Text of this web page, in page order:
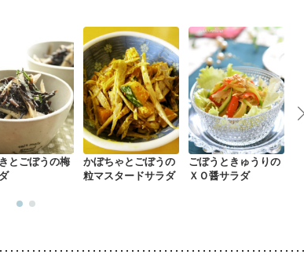
とごぼうの梅
かぼちゃとごぼうの
粒マスタードサラダ
ごぼうときゅうりの
ＸＯ醤サラダ